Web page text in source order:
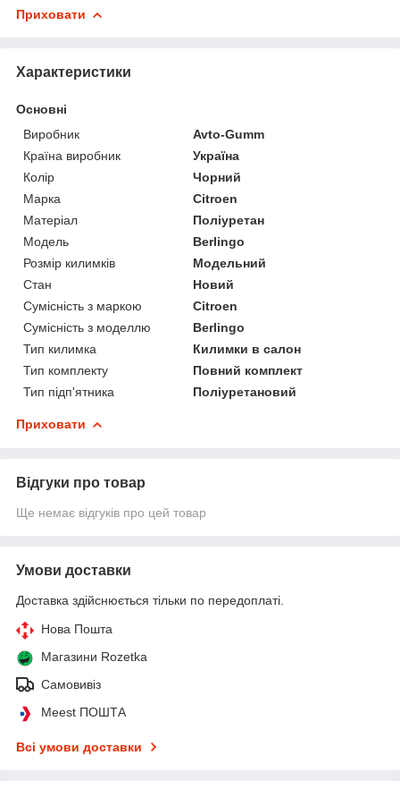
Приховати
Характеристики
Основні
Виробник
Avto-Gumm
Країна виробник
Україна
Колір
Чорний
Марка
Citroen
Матеріал
Поліуретан
Модель
Berlingo
Розмір килимків
Модельний
Стан
Новий
Сумісність з маркою
Citroen
Сумісність з моделлю
Berlingo
Тип килимка
Килимки в салон
Тип комплекту
Повний комплект
Тип підп'ятника
Поліуретановий
Приховати
Відгуки про товар
Ще немає відгуків про цей товар
Умови доставки
Доставка здійснюється тільки по передоплаті.
Нова Пошта
Магазини Rozetka
Самовивіз
Meest ПОШТА
Всі умови доставки